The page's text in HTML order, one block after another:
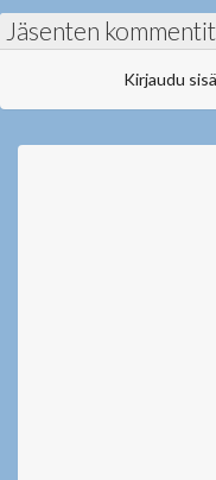
Jäsenten kommentit
Kirjaudu